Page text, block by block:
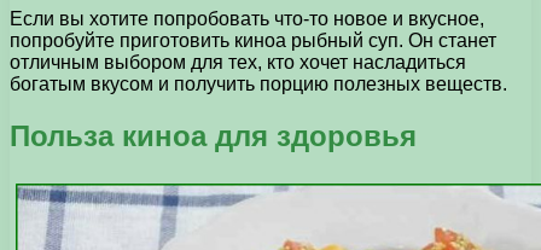
Если вы хотите попробовать что-то новое и вкусное,
попробуйте приготовить киноа рыбный суп. Он станет
отличным выбором для тех, кто хочет насладиться
богатым вкусом и получить порцию полезных веществ.
Польза киноа для здоровья